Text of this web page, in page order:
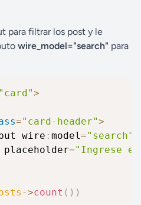
para filtrar los post y le
wire_model="search" para
"card">
="card-header">
wire : model="search"
			placeholder
="Ingrese el
->count ( ) )